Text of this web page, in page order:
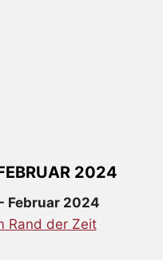
2024
Februar 2024
Rand der Zeit